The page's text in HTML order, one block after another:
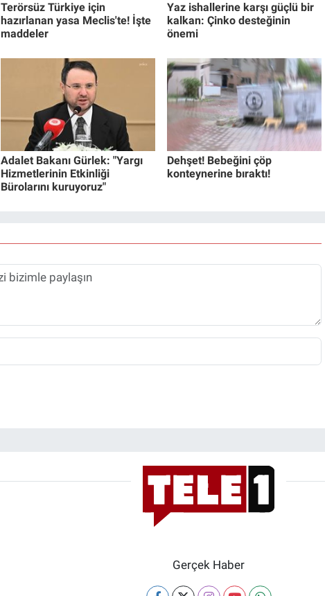
Terörsüz Türkiye için
hazırlanan yasa Meclis'te! İşte
maddeler
Yaz ishallerine karşı güçlü bir
kalkan: Çinko desteğinin
önemi
Adalet Bakanı Gürlek: "Yargı
Hizmetlerinin Etkinliği
Bürolarını kuruyoruz"
Dehşet! Bebeğini çöp
konteynerine bıraktı!
Gerçek Haber